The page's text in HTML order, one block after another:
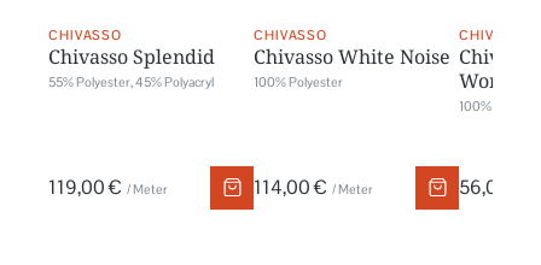
CHIVASSO
Chivasso Splendid
55% Polyester, 45% Polyacryl
119,00 € / Meter
CHIVASSO
Chivasso White Noise
100% Polyester
114,00 € / Meter
CHIVASSO
Wonder
100%
56,00 €